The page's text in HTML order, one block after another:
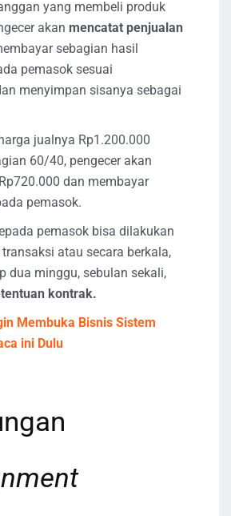
yang membeli produk
akan mencatat penjualan
sebagian hasil
pemasok sesuai
menyimpan sisanya sebagai
jualnya Rp1.200.000
60/40, pengecer akan
dan membayar
pemasok.
pemasok bisa dilakukan
atau secara berkala,
dua minggu, sebulan sekali,
kontrak.
Membuka Bisnis Sistem
ini Dulu